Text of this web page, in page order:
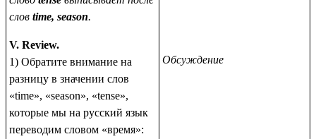
слов time, season.
V. Review.
1) Обратите внимание нa
разницу в значении слов
«time», «season», «tense»,
которые мы нa русский язык
переводим словом «время»:
Обсуждение